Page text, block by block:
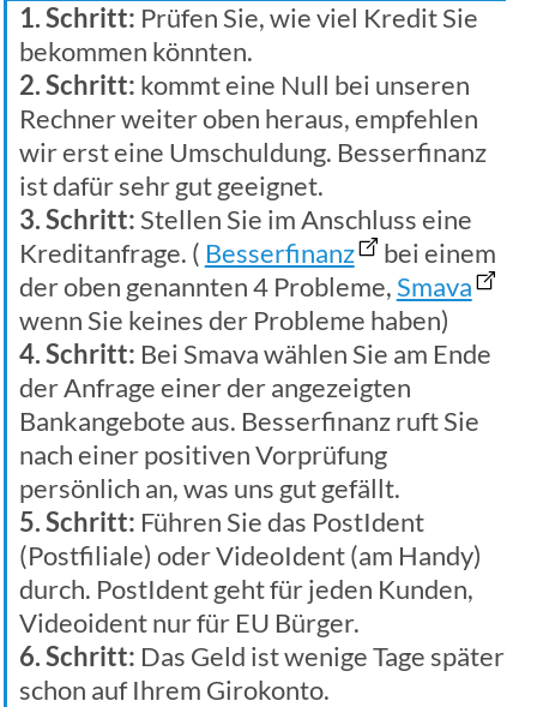
1. Schritt: Prüfen Sie, wie viel Kredit Sie
bekommen könnten.
2. Schritt: kommt eine Null bei unseren
Rechner weiter oben heraus, empfehlen
wir erst eine Umschuldung. Besserfinanz
ist dafür sehr gut geeignet.
3. Schritt: Stellen Sie im Anschluss eine
Kreditanfrage. ( Besserfinanz
bei einem
der oben genannten 4 Probleme,Smava
wenn Sie keines der Probleme haben)
4. Schritt: Bei Smava wählen Sie am Ende
der Anfrage einer der angezeigten
Bankangebote aus. Besserfinanz ruft Sie
nach einer positiven Vorprüfung
persönlich an, was uns gut gefällt.
5. Schritt: Führen Sie das PostIdent
(Postfiliale) oder VideoIdent (am Handy)
durch. PostIdent geht für jeden Kunden,
Videoident nur für EU Bürger.
6. Schritt: Das Geld ist wenige Tage später
schon auf Ihrem Girokonto.